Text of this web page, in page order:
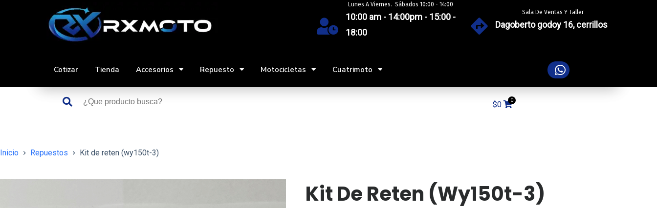
Lunes A Viernes. Sábados 10:00 - 14:00
10:00 am - 14:00pm - 15:00 -
18:00
Sala De Ventas Y Taller
Dagoberto godoy 16, cerrillos
Cotizar Tienda Accesorios Repuesto Motocicletas Cuatrimoto
$0
Inicio Repuestos Kit de reten (wy150t-3)
Kit De Reten (wy150t-3)